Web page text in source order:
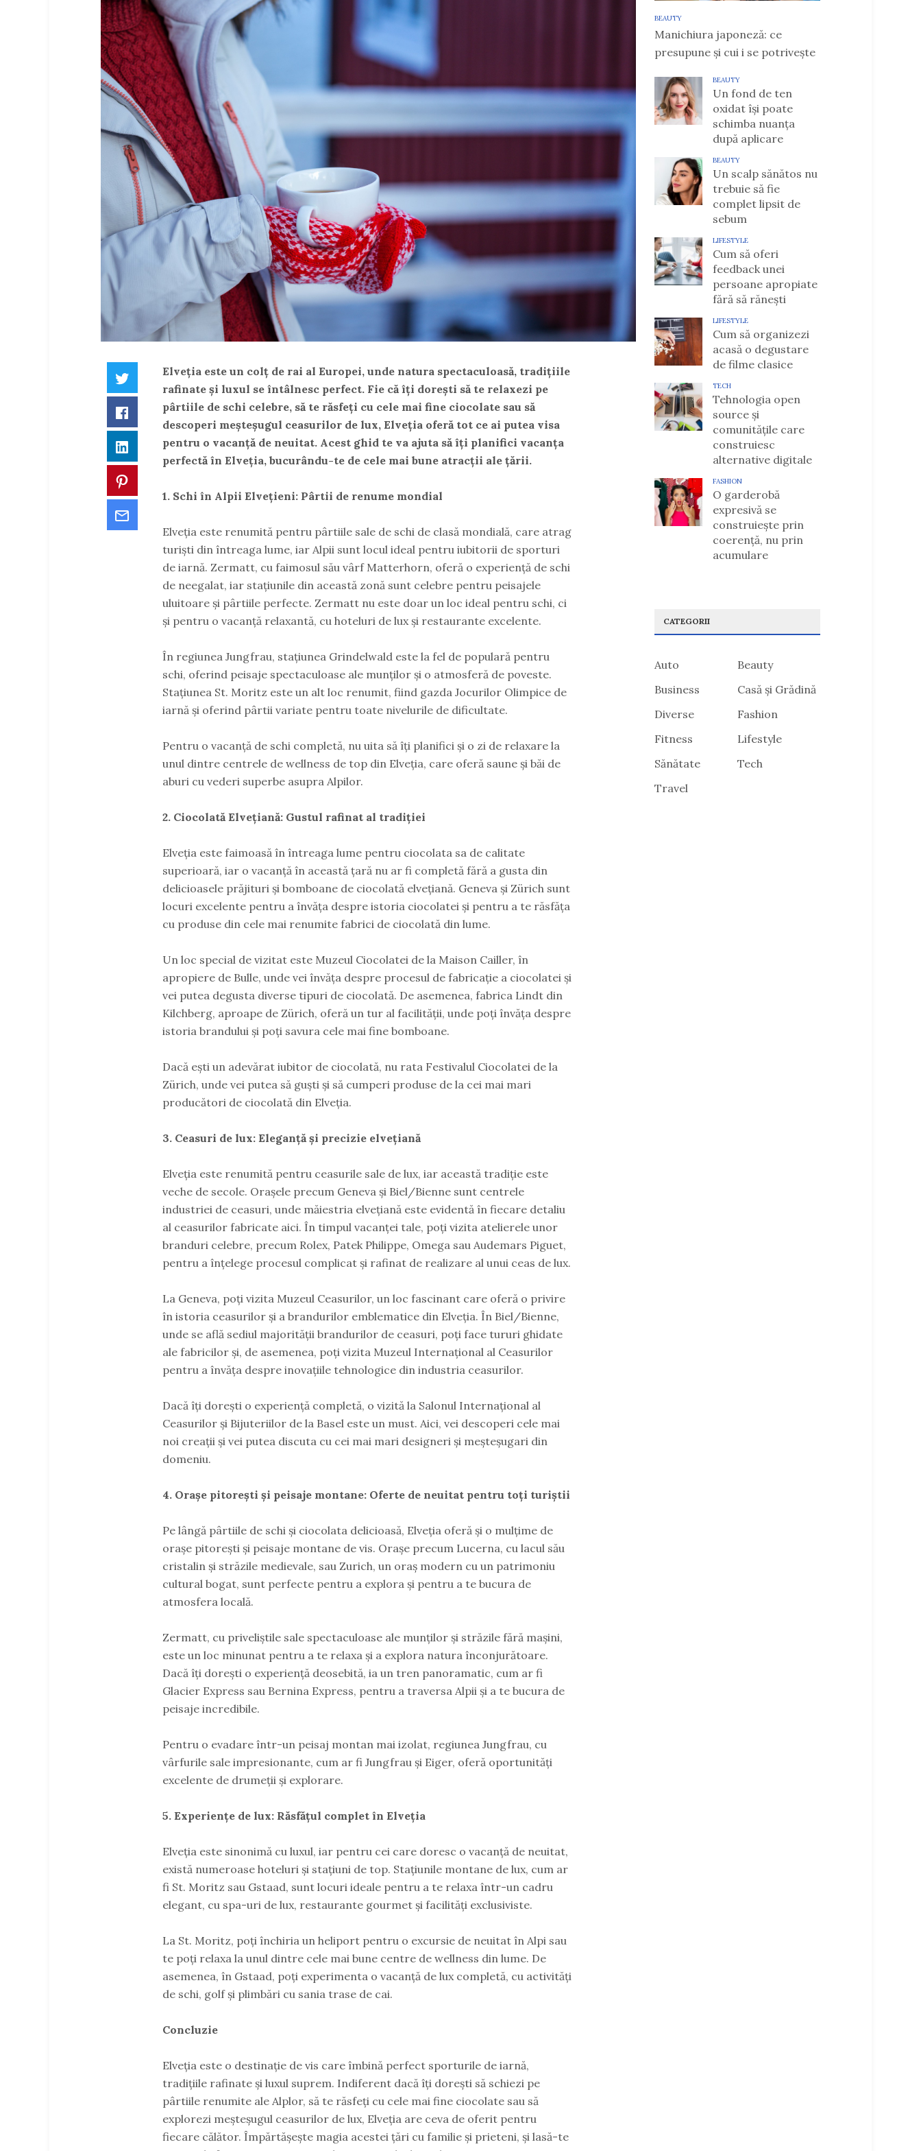
Twitter
Facebook
LinkedIn
Elveția este un colț de rai al Europei, unde natura spectaculoasă, tradițiile
rafinate și luxul se întâlnesc perfect. Fie că îți dorești să te relaxezi pe
pârtiile de schi celebre, să te răsfeți cu cele mai fine ciocolate sau să
descoperi meșteșugul ceasurilor de lux, Elveția oferă tot ce ai putea visa
pentru o vacanță de neuitat. Acest ghid te va ajuta să îți planifici vacanța
perfectă în Elveția, bucurându-te de cele mai bune atracții ale țării.
1. Schi în Alpii Elvețieni: Pârtii de renume mondial
Elveția este renumită pentru pârtiile sale de schi de clasă mondială, care atrag
turiști din întreaga lume, iar Alpii sunt locul ideal pentru iubitorii de sporturi
de iarnă. Zermatt, cu faimosul său vârf Matterhorn, oferă o experiență de schi
de neegalat, iar stațiunile din această zonă sunt celebre pentru peisajele
uluitoare și pârtiile perfecte. Zermatt nu este doar un loc ideal pentru schi, ci
și pentru o vacanță relaxantă, cu hoteluri de lux și restaurante excelente.
În regiunea Jungfrau, stațiunea Grindelwald este la fel de populară pentru
schi, oferind peisaje spectaculoase ale munților și o atmosferă de poveste.
Stațiunea St. Moritz este un alt loc renumit, fiind gazda Jocurilor Olimpice de
iarnă și oferind pârtii variate pentru toate nivelurile de dificultate.
Pentru o vacanță de schi completă, nu uita să îți planifici și o zi de relaxare la
unul dintre centrele de wellness de top din Elveția, care oferă saune și băi de
aburi cu vederi superbe asupra Alpilor.
2. Ciocolată Elvețiană: Gustul rafinat al tradiției
Elveția este faimoasă în întreaga lume pentru ciocolata sa de calitate
superioară, iar o vacanță în această țară nu ar fi completă fără a gusta din
delicioasele prăjituri și bomboane de ciocolată elvețiană. Geneva și Zürich sunt
locuri excelente pentru a învăța despre istoria ciocolatei și pentru a te răsfăța
cu produse din cele mai renumite fabrici de ciocolată din lume.
Un loc special de vizitat este Muzeul Ciocolatei de la Maison Cailler, în
apropiere de Bulle, unde vei învăța despre procesul de fabricație a ciocolatei și
vei putea degusta diverse tipuri de ciocolată. De asemenea, fabrica Lindt din
Kilchberg, aproape de Zürich, oferă un tur al facilității, unde poți învăța despre
istoria brandului și poți savura cele mai fine bomboane.
Dacă ești un adevărat iubitor de ciocolată, nu rata Festivalul Ciocolatei de la
Zürich, unde vei putea să guști și să cumperi produse de la cei mai mari
producători de ciocolată din Elveția.
3. Ceasuri de lux: Eleganță și precizie elvețiană
Elveția este renumită pentru ceasurile sale de lux, iar această tradiție este
veche de secole. Orașele precum Geneva și Biel/Bienne sunt centrele
industriei de ceasuri, unde măiestria elvețiană este evidentă în fiecare detaliu
al ceasurilor fabricate aici. În timpul vacanței tale, poți vizita atelierele unor
branduri celebre, precum Rolex, Patek Philippe, Omega sau Audemars Piguet,
pentru a înțelege procesul complicat și rafinat de realizare al unui ceas de lux.
La Geneva, poți vizita Muzeul Ceasurilor, un loc fascinant care oferă o privire
în istoria ceasurilor și a brandurilor emblematice din Elveția. În Biel/Bienne,
unde se află sediul majorității brandurilor de ceasuri, poți face tururi ghidate
ale fabricilor și, de asemenea, poți vizita Muzeul Internațional al Ceasurilor
pentru a învăța despre inovațiile tehnologice din industria ceasurilor.
Dacă îți dorești o experiență completă, o vizită la Salonul Internațional al
Ceasurilor și Bijuteriilor de la Basel este un must. Aici, vei descoperi cele mai
noi creații și vei putea discuta cu cei mai mari designeri și meșteșugari din
domeniu.
4. Orașe pitorești și peisaje montane: Oferte de neuitat pentru toți turiștii
Pe lângă pârtiile de schi și ciocolata delicioasă, Elveția oferă și o mulțime de
orașe pitorești și peisaje montane de vis. Orașe precum Lucerna, cu lacul său
cristalin și străzile medievale, sau Zurich, un oraș modern cu un patrimoniu
cultural bogat, sunt perfecte pentru a explora și pentru a te bucura de
atmosfera locală.
Zermatt, cu priveliștile sale spectaculoase ale munților și străzile fără mașini,
este un loc minunat pentru a te relaxa și a explora natura înconjurătoare.
Dacă îți dorești o experiență deosebită, ia un tren panoramatic, cum ar fi
Glacier Express sau Bernina Express, pentru a traversa Alpii și a te bucura de
peisaje incredibile.
Pentru o evadare într-un peisaj montan mai izolat, regiunea Jungfrau, cu
vârfurile sale impresionante, cum ar fi Jungfrau și Eiger, oferă oportunități
excelente de drumeții și explorare.
5. Experiențe de lux: Răsfățul complet în Elveția
Elveția este sinonimă cu luxul, iar pentru cei care doresc o vacanță de neuitat,
există numeroase hoteluri și stațiuni de top. Stațiunile montane de lux, cum ar
fi St. Moritz sau Gstaad, sunt locuri ideale pentru a te relaxa într-un cadru
elegant, cu spa-uri de lux, restaurante gourmet și facilități exclusiviste.
La St. Moritz, poți închiria un heliport pentru o excursie de neuitat în Alpi sau
te poți relaxa la unul dintre cele mai bune centre de wellness din lume. De
asemenea, în Gstaad, poți experimenta o vacanță de lux completă, cu activități
de schi, golf și plimbări cu sania trase de cai.
Concluzie
Elveția este o destinație de vis care îmbină perfect sporturile de iarnă,
tradițiile rafinate și luxul suprem. Indiferent dacă îți dorești să schiezi pe
pârtiile renumite ale Alplor, să te răsfeți cu cele mai fine ciocolate sau să
explorezi meșteșugul ceasurilor de lux, Elveția are ceva de oferit pentru
fiecare călător. Împărtășește magia acestei țări cu familie și prieteni, și lasă-te
BEAUTY
Manichiura japoneză: ce
presupune și cui i se potrivește
BEAUTY
Un fond de ten
oxidat își poate
schimba nuanța
după aplicare
BEAUTY
Un scalp sănătos nu
trebuie să fie
complet lipsit de
sebum
LIFESTYLE
Cum să oferi
feedback unei
persoane apropiate
fără să rănești
LIFESTYLE
Cum să organizezi
acasă o degustare
de filme clasice
TECH
Tehnologia open
source și
comunitățile care
construiesc
alternative digitale
FASHION
O garderobă
expresivă se
construiește prin
coerență, nu prin
acumulare
CATEGORII
Auto
Beauty
Business
Casă și Grădină
Diverse
Fashion
Fitness
Lifestyle
Sănătate
Tech
Travel